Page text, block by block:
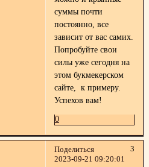
суммы почти
постоянно, все
зависит от вас самих.
Попробуйте свои
силы уже сегодня на
этом букмекерском
сайте, к примеру.
Успехов вам!
0
Поделиться
3
2023-09-21 09:20:01